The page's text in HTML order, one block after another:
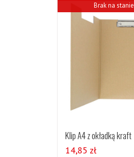
Brak na stanie
Klip A4 z okładką kraft
14,85 zł